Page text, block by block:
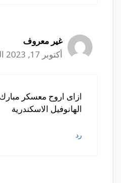
غير معروف
أكتوبر 17, 2023 الساعة 7:57 م
ازاى اروح معسكر
الهانوفيل الاسكندرية
رد